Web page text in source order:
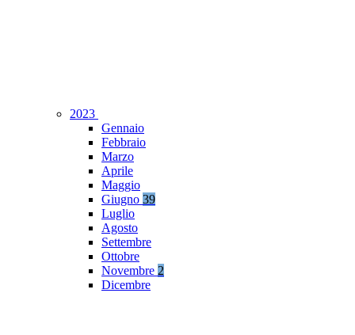
2023
Gennaio
Febbraio
Marzo
Aprile
Maggio
Giugno 39
Luglio
Agosto
Settembre
Ottobre
Novembre 2
Dicembre